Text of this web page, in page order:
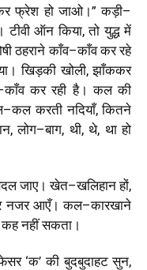
फ्रेश हो जाओ।”कड़ी–
टीवी ऑन किया,तो युद्ध में
ठहराने काँव–काँव कर रहे
खिड़की खोली,झाँककर
काँव कर रही है। कल की
–कल करती नदियाँ,कितने
,लोग–बाग, थी,थे, था हो
जाए। खेत–खलिहान हों,
नजर आएँ। कल–कारखाने
कह नहीं सकता।
‘क’की बुदबुदाहट सुन,